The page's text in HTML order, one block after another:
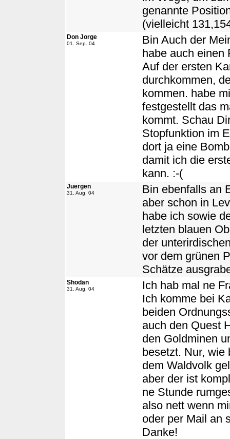
genannte
(vielleicht
Don Jorge
01. Sep. 04
Bin Auch der
habe auch einen
Auf der ersten
durchkommen,
kommen. habe
festgestellt das
kommt. Schau
Stopfunktion im
dort ja eine
damit ich die
kann. :-(
Juergen
31. Aug. 04
Bin ebenfalls an
aber schon in
habe ich sowie
letzten blauen
der
vor dem grünen
Schätze
Shodan
31. Aug. 04
Ich hab mal ne
Ich komme bei
beiden
auch den Quest
den Goldminen
besetzt. Nur, wie
dem Waldvolk
aber der ist
ne Stunde
also nett wenn
oder per Mail an
Danke!